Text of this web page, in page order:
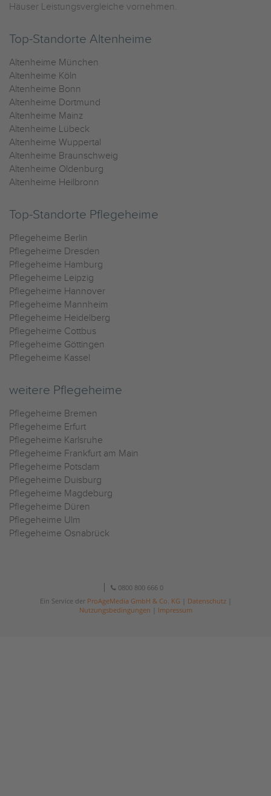
Häuser Leistungsvergleiche vornehmen.
Top-Standorte Altenheime
Altenheime München
Altenheime Köln
Altenheime Bonn
Altenheime Dortmund
Altenheime Mainz
Altenheime Lübeck
Altenheime Wuppertal
Altenheime Braunschweig
Altenheime Oldenburg
Altenheime Heilbronn
Top-Standorte Pflegeheime
Pflegeheime Berlin
Pflegeheime Dresden
Pflegeheime Hamburg
Pflegeheime Leipzig
Pflegeheime Hannover
Pflegeheime Mannheim
Pflegeheime Heidelberg
Pflegeheime Cottbus
Pflegeheime Göttingen
Pflegeheime Kassel
weitere Pflegeheime
Pflegeheime Bremen
Pflegeheime Erfurt
Pflegeheime Karlsruhe
Pflegeheime Frankfurt am Main
Pflegeheime Potsdam
Pflegeheime Duisburg
Pflegeheime Magdeburg
Pflegeheime Düren
Pflegeheime Ulm
Pflegeheime Osnabrück
0800 800 666 0
Ein Service der ProAgeMedia GmbH & Co. KG Datenschutz|
Nutzungsbedingungen
Impressum